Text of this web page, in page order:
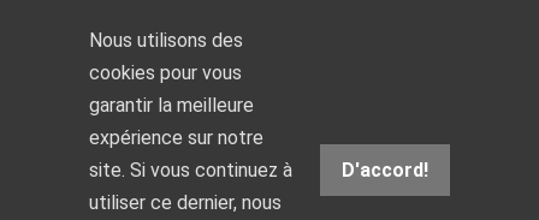
Nous utilisons des
cookies pour vous
garantir la meilleure
expérience sur notre
site. Si vous continuez à
utiliser ce dernier, nous
D'accord!